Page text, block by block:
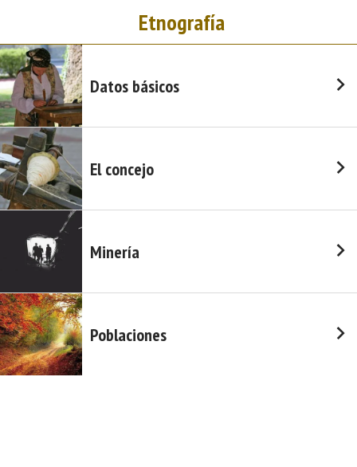
Etnografía
Datos básicos
El concejo
Minería
Poblaciones